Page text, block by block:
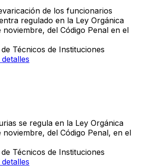
de los funcionarios
regulado en la Ley Orgánica
noviembre, del Código Penal en el
Técnicos de Instituciones
se regula en la Ley Orgánica
noviembre, del Código Penal, en el
Técnicos de Instituciones